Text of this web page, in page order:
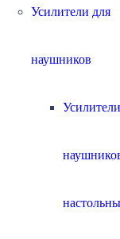
Усилители для
наушников
email.
этом браузере
продолжения